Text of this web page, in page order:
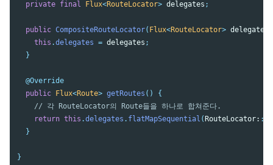
private final Flux<RouteLocator> delegates ;
public CompositeRouteLocator( Flux<RouteLocator> delegates
this .delegates = delegates ;
}
@Override
public Flux<Route> getRoutes ()
{
// 각 RouteLocator의 Route들을 하나로 합쳐준다.
return this .delegates . flatMapSequential (RouteLocator: :
}
}